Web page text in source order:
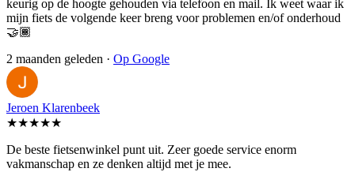
keurig op de hoogte gehouden via telefoon en mail. Ik weet waar ik
mijn fiets de volgende keer breng voor problemen en/of onderhoud
🤝🏾
2 maanden geleden · Op Google
Jeroen Klarenbeek
★★★★★
De beste fietsenwinkel punt uit. Zeer goede service enorm
vakmanschap en ze denken altijd met je mee.